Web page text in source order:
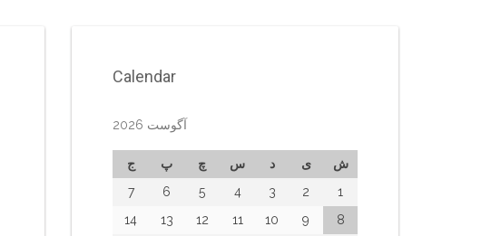
Calendar
آگوست 2026
ش ی د س چ پ
ج
1
2
3
4
5
6
7
8
9
10
11
12
13
14